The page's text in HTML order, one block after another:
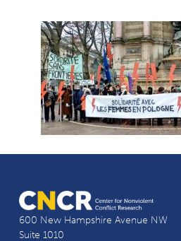
600 New Hampshire Avenue NW
Suite 1010